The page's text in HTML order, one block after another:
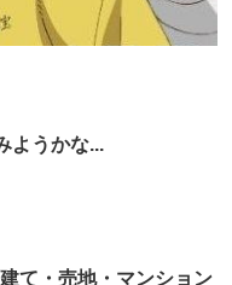
ようかな...
て・売地・マンション